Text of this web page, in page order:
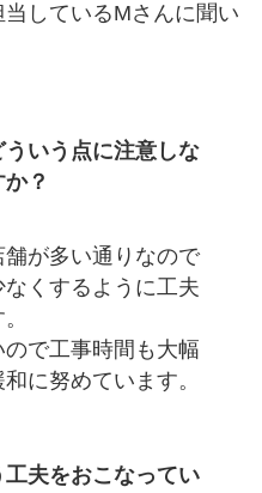
しているMさんに聞い
いう点に注意しな
？
が多い通りなので
くするように工夫
で工事時間も大幅
に努めています。
夫をおこなってい